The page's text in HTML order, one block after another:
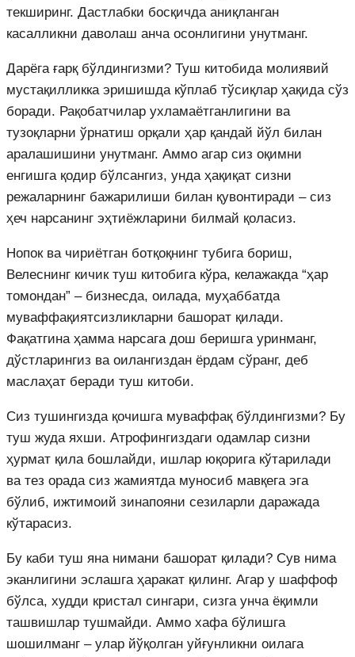
текширинг. Дастлабки босқичда аниқланган
касалликни даволаш анча осонлигини унутманг.
Дарёга ғарқ бўлдингизми? Туш китобида молиявий
мустақилликка эришишда кўплаб тўсиқлар ҳақида сўз
боради. Рақобатчилар ухламаётганлигини ва
тузоқларни ўрнатиш орқали ҳар қандай йўл билан
аралашишини унутманг. Аммо агар сиз оқимни
енгишга қодир бўлсангиз, унда ҳақиқат сизни
режаларнинг бажарилиши билан қувонтиради – сиз
ҳеч нарсанинг эҳтиёжларини билмай қоласиз.
Нопок ва чириётган ботқоқнинг тубига бориш,
Велеснинг кичик туш китобига кўра, келажакда “ҳар
томондан” – бизнесда, оилада, муҳаббатда
муваффақиятсизликларни башорат қилади.
Фақатгина ҳамма нарсага дош беришга уринманг,
дўстларингиз ва оилангиздан ёрдам сўранг, деб
маслаҳат беради туш китоби.
Сиз тушингизда қочишга муваффақ бўлдингизми? Бу
туш жуда яхши. Атрофингиздаги одамлар сизни
ҳурмат қила бошлайди, ишлар юқорига кўтарилади
ва тез орада сиз жамиятда муносиб мавқега эга
бўлиб, ижтимоий зинапояни сезиларли даражада
кўтарасиз.
Бу каби туш яна нимани башорат қилади? Сув нима
эканлигини эслашга ҳаракат қилинг. Агар у шаффоф
бўлса, худди кристал сингари, сизга унча ёқимли
ташвишлар тушмайди. Аммо хафа бўлишга
шошилманг – улар йўқолган уйғунликни оилага